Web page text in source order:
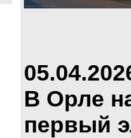
В Орле
первый